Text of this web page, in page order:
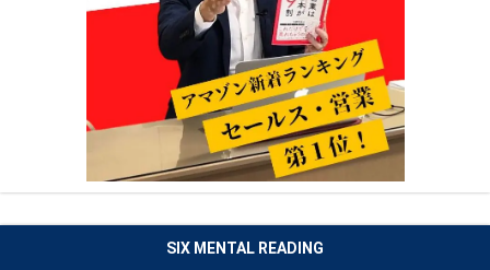
SIX MENTAL READING